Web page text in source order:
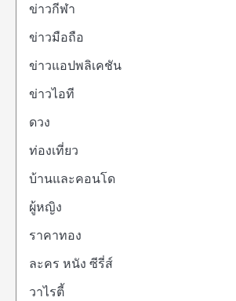
ข่าวกีฬา
ข่าวมือถือ
ข่าวแอปพลิเคชัน
ข่าวไอที
ดวง
ท่องเที่ยว
บ้านและคอนโด
ผู้หญิง
ราคาทอง
ละคร หนัง ซีรี่ส์
วาไรตี้